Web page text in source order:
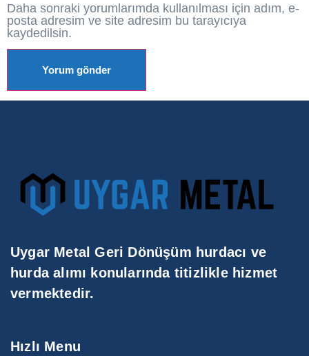
Daha sonraki yorumlarımda kullanılması için adım, e-
posta adresim ve site adresim bu tarayıcıya
kaydedilsin.
Uygar Metal Geri Dönüşüm hurdacı ve
hurda alımı konularında titizlikle hizmet
vermektedir.
Hızlı Menu